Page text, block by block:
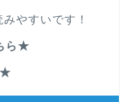
やすいです！
ら★
★